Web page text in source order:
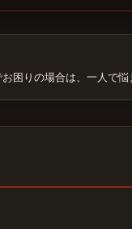
困りの場合は、一人で悩